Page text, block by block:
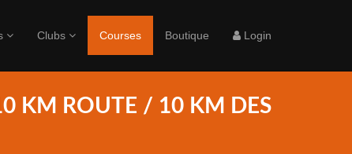
Clubs Courses Boutique Login
KM ROUTE / 10 KM DES